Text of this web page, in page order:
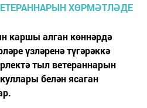
каршы алган көннәрдә
үзләренә түгәрәккә
тыл ветераннарын
белән ясаган